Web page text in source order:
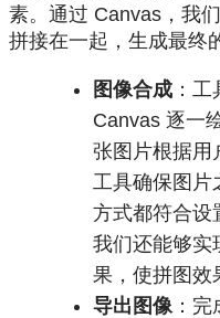
素。通过 Canvas，我
拼接在一起，生成最终
图像合成 ：
Canvas 逐一
张图片根据用
工具确保图片
方式都符合设
我们还能够实
果，使拼图效
导出图像 ：